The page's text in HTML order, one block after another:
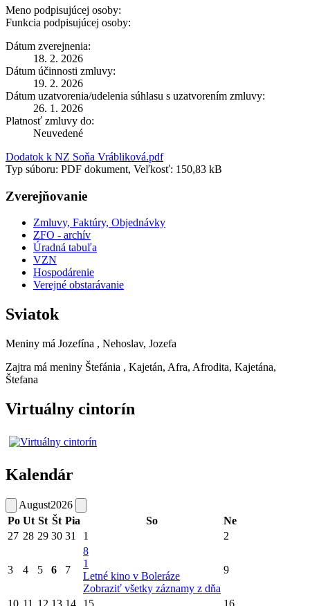
Meno podpisujúcej osoby:
Funkcia podpisujúcej osoby:
Dátum zverejnenia:
18. 2. 2026
Dátum účinnosti zmluvy:
19. 2. 2026
Dátum uzatvorenia/udelenia súhlasu s uzatvorením zmluvy:
26. 1. 2026
Platnosť zmluvy do:
Neuvedené
Dodatok k NZ Soňa Vrábliková.pdf
Typ súboru: PDF dokument, Veľkosť: 150,83 kB
Zverejňovanie
Zmluvy, Faktúry, Objednávky
ZFO - archív
Úradná tabuľa
VZN
Hospodárenie
Verejné obstarávanie
Sviatok
Meniny má Jozefína , Nehoslav, Jozefa
Zajtra má meniny Štefánia , Kajetán, Afra, Afrodita, Kajetána,
Štefana
Virtuálny cintorín
Kalendár
August2026
Po Ut St Št Pia So
Ne
27 28 29 30 31 1 2
3 4 5 6 7
8
1
Letné kino v Boleráze
Zobraziť všetky záznamy z dňa
9
10 11 12 13 14 15 16